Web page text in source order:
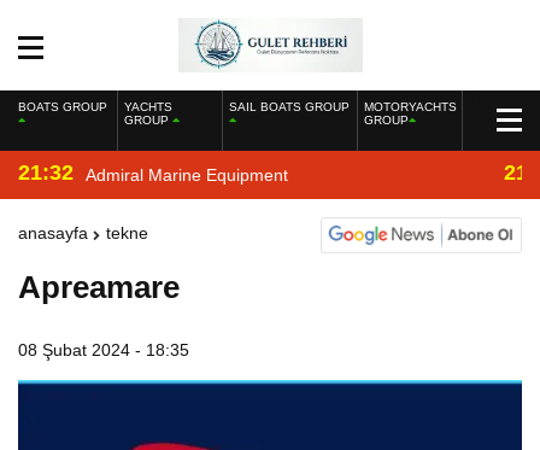
BOATS GROUP
YACHTS
GROUP
SAIL BOATS GROUP
MOTORYACHTS
GROUP
21:32 Admiral Marine Equipment
anasayfa tekne
Apreamare
08 Şubat 2024 - 18:35